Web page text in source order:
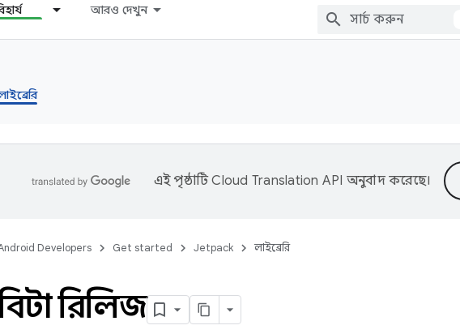
আরও দেখুন
এই পৃষ্ঠাটিCloud Translation API অনুবাদ করেছে।
Developers Get started Jetpack লাইব্রেরি
রিলিজ